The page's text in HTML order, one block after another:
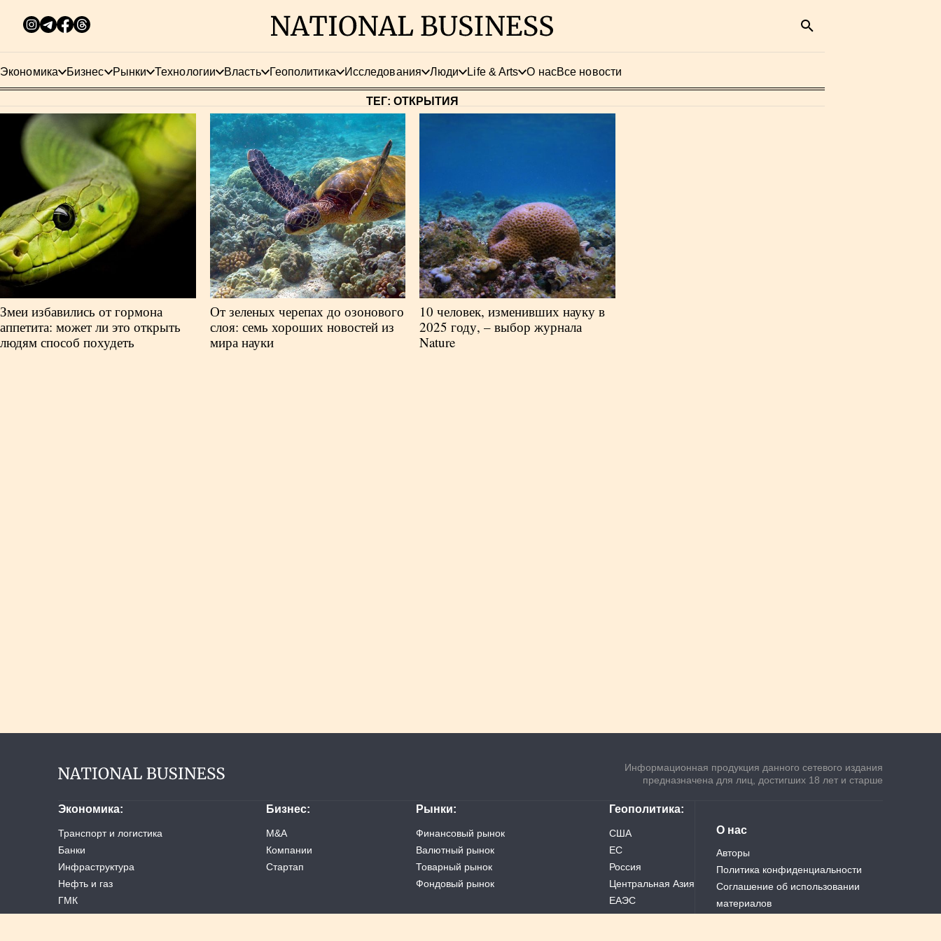
Экономика Бизнес Рынки Технологии Власть Геополитика Исследования Люди Life & Arts О насВсе новости
ТЕГ: ОТКРЫТИЯ
Змеи избавились от гормона
аппетита: может ли это открыть
людям способ похудеть
От зеленых черепах до озонового
слоя: семь хороших новостей из
мира науки
10 человек, изменивших науку в
2025 году, – выбор журнала
Nature
Информационная продукция данного сетевого издания
предназначена для лиц, достигших 18 лет и старше
Экономика
Транспорт и логистика
Банки
Инфраструктура
Нефть и газ
ГМК
Услуги
Бизнес
M&A
Компании
Стартап
Рынки
Финансовый рынок
Валютный рынок
Товарный рынок
Фондовый рынок
Геополитика
США
ЕС
Россия
Центральная Азия
ЕАЭС
Китай
О нас
Авторы
Политика конфиденциальности
Соглашение об использовании
материалов